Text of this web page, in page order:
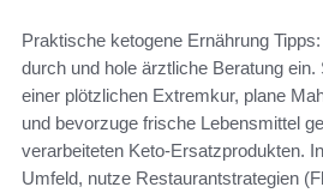
Praktische ketogene Ernährung
durch und hole ärztliche Beratung
einer plötzlichen Extremkur, plane
und bevorzuge frische Lebensmittel
verarbeiteten Keto‑Ersatzprodukten.
Umfeld, nutze Restaurantstrategien